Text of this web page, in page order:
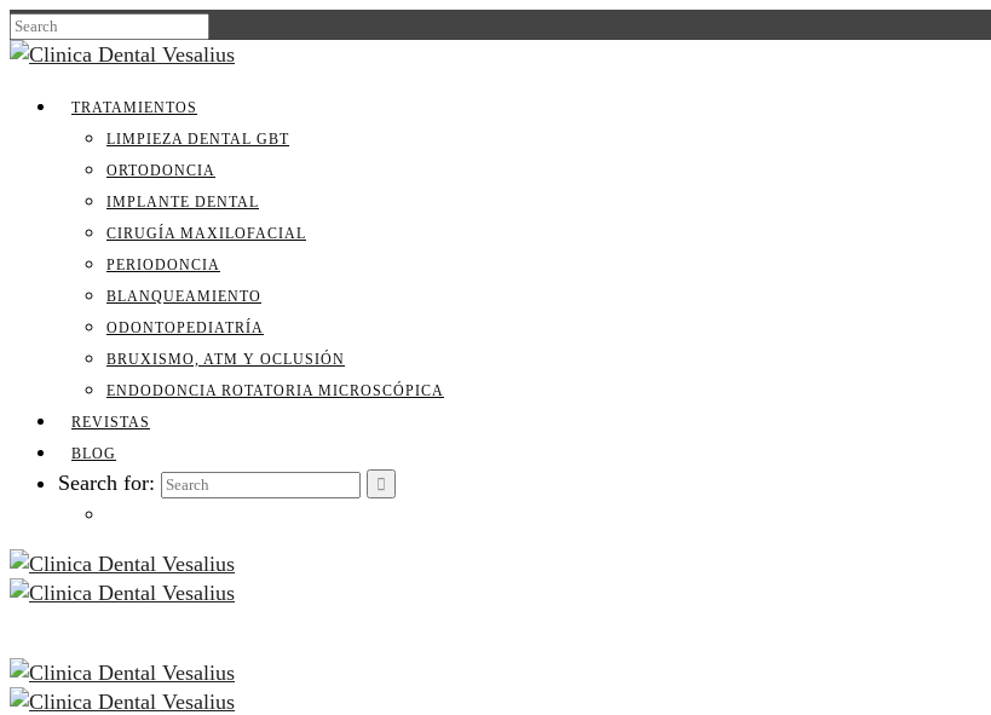
TRATAMIENTOS
LIMPIEZA DENTAL GBT
ORTODONCIA
IMPLANTE DENTAL
CIRUGÍA MAXILOFACIAL
PERIODONCIA
BLANQUEAMIENTO
ODONTOPEDIATRÍA
BRUXISMO, ATM Y OCLUSIÓN
ENDODONCIA ROTATORIA MICROSCÓPICA
REVISTAS
BLOG
Search for: